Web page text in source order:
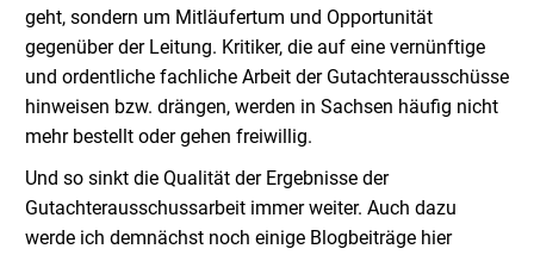
geht, sondern um Mitläufertum und Opportunität
gegenüber der Leitung. Kritiker, die auf eine vernünftige
und ordentliche fachliche Arbeit der Gutachterausschüsse
hinweisen bzw. drängen, werden in Sachsen häufig nicht
mehr bestellt oder gehen freiwillig.
Und so sinkt die Qualität der Ergebnisse der
Gutachterausschussarbeit immer weiter. Auch dazu
werde ich demnächst noch einige Blogbeiträge hier